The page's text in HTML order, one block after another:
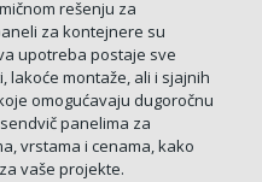
rešenju za
za kontejnere su
upotreba postaje sve
lakoće montaže, ali i sjajnih
omogućavaju dugoročnu
panelima za
vrstama i cenama, kako
vaše projekte.